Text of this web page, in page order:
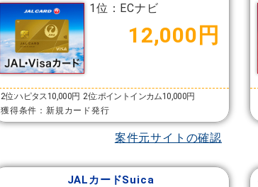
1位：ECナビ
12,000円
2位:ハピタス10,000円 2位:ポイントインカム10,000円
獲得条件：新規カード発行
案件元サイトの確認
JALカードSuica